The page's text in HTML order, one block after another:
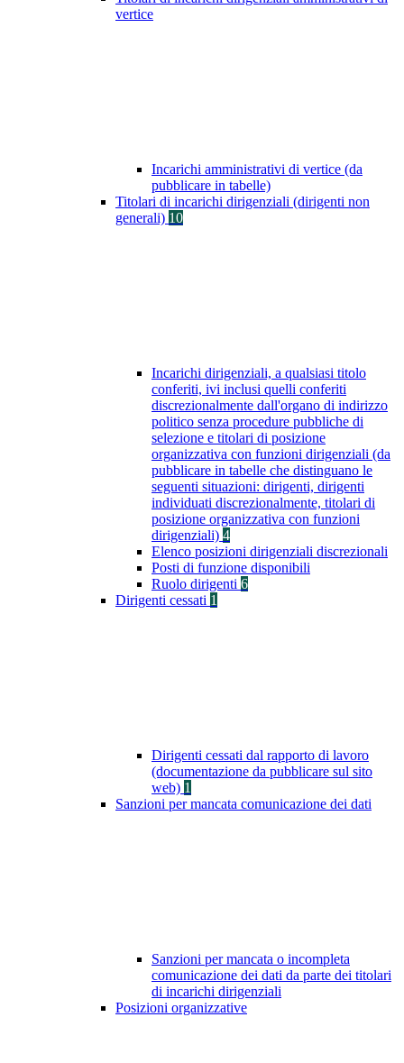
vertice
Incarichi amministrativi di vertice (da
pubblicare in tabelle)
Titolari di incarichi dirigenziali (dirigenti non
generali) 10
Incarichi dirigenziali, a qualsiasi titolo
conferiti, ivi inclusi quelli conferiti
discrezionalmente dall'organo di indirizzo
politico senza procedure pubbliche di
selezione e titolari di posizione
organizzativa con funzioni dirigenziali (da
pubblicare in tabelle che distinguano le
seguenti situazioni: dirigenti, dirigenti
individuati discrezionalmente, titolari di
posizione organizzativa con funzioni
dirigenziali) 4
Elenco posizioni dirigenziali discrezionali
Posti di funzione disponibili
Ruolo dirigenti 6
Dirigenti cessati 1
Dirigenti cessati dal rapporto di lavoro
(documentazione da pubblicare sul sito
web) 1
Sanzioni per mancata comunicazione dei dati
Sanzioni per mancata o incompleta
comunicazione dei dati da parte dei titolari
di incarichi dirigenziali
Posizioni organizzative